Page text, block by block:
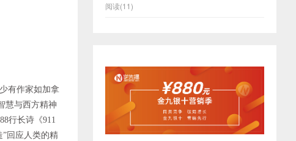
有作家如加拿
慧与西方精神
行长诗《911
回应人类的精
阅读(11)